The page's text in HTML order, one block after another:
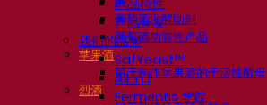
葡萄酒发酵助剂
葡萄酒功能性产品
苹果酒
用于制作苹果酒的干活性酵母
烈酒
产品特性
产品开发
我们的品牌
SafYeast™
All In 1
Fermentis 学院